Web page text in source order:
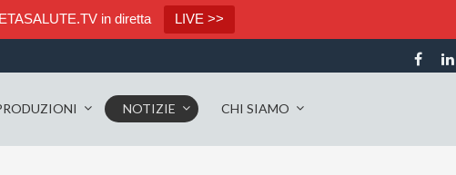
in diretta LIVE >>
NOTIZIE CHI SIAMO